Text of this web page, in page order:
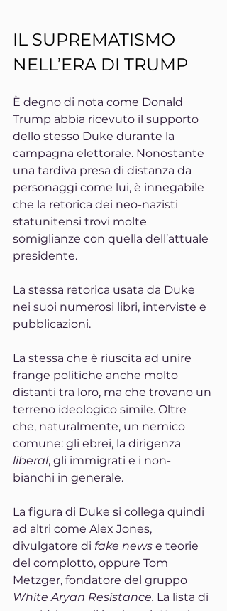
IL SUPREMATISMO
NELL’ERA DI TRUMP
È degno di nota come Donald
Trump abbia ricevuto il supporto
dello stesso Duke durante la
campagna elettorale. Nonostante
una tardiva presa di distanza da
personaggi come lui, è innegabile
che la retorica dei neo-nazisti
statunitensi trovi molte
somiglianze con quella dell’attuale
presidente.
La stessa retorica usata da Duke
nei suoi numerosi libri, interviste e
pubblicazioni.
La stessa che è riuscita ad unire
frange politiche anche molto
distanti tra loro, ma che trovano un
terreno ideologico simile. Oltre
che, naturalmente, un nemico
comune: gli ebrei, la dirigenza
liberal, gli immigrati e i non-
bianchi in generale.
La figura di Duke si collega quindi
ad altri come Alex Jones,
divulgatore di fake news e teorie
del complotto, oppure Tom
Metzger, fondatore del gruppo
White Aryan Resistance. La lista di